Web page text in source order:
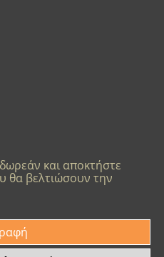
και αποκτήστε
θα βελτιώσουν την